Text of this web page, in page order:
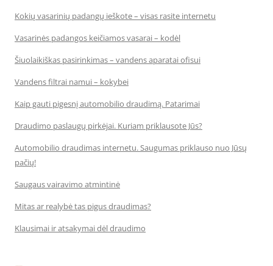
Kokių vasarinių padangų ieškote – visas rasite internetu
Vasarinės padangos keičiamos vasarai – kodėl
Šiuolaikiškas pasirinkimas – vandens aparatai ofisui
Vandens filtrai namui – kokybei
Kaip gauti pigesnį automobilio draudimą. Patarimai
Draudimo paslaugų pirkėjai. Kuriam priklausote Jūs?
Automobilio draudimas internetu. Saugumas priklauso nuo Jūsų
pačių!
Saugaus vairavimo atmintinė
Mitas ar realybė tas pigus draudimas?
Klausimai ir atsakymai dėl draudimo